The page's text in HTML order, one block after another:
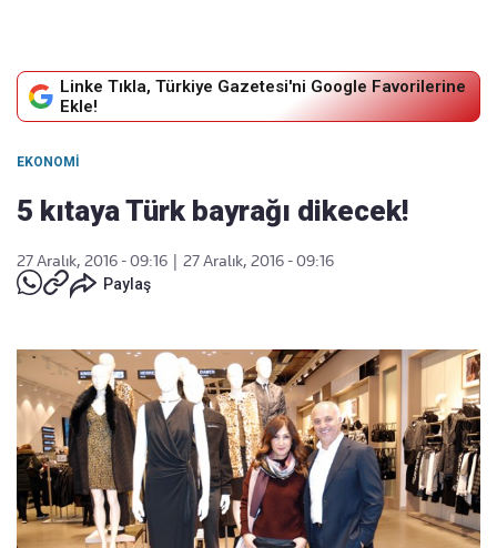
Linke Tıkla, Türkiye Gazetesi'ni Google Favorilerine
Ekle!
EKONOMI
5 kıtaya Türk bayrağı dikecek!
27 Aralık, 2016 - 09:16
27 Aralık, 2016 - 09:16
Paylaş